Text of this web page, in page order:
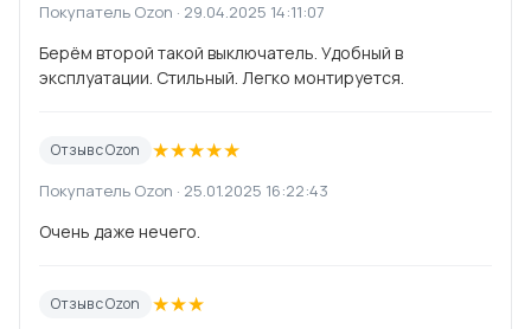
Покупатель Ozon · 29.04.2025 14:11:07
Берём второй такой выключатель. Удобный в
эксплуатации. Стильный. Легко монтируется.
Отзыв с Ozon ★★★★★
Покупатель Ozon · 25.01.2025 16:22:43
Очень даже нечего.
Отзыв с Ozon ★★★